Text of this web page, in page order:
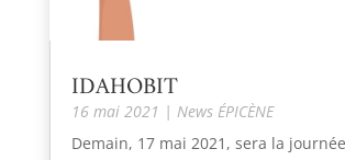
IDAHOBIT
16 mai 2021 | News ÉPICÈNE
Demain, 17 mai 2021, sera la journée